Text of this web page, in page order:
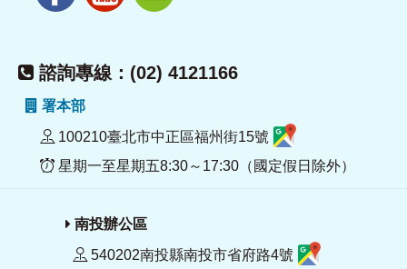
諮詢專線：(02) 4121166
署本部
100210臺北市中正區福州街15號
星期一至星期五8:30～17:30（國定假日除外）
南投辦公區
540202南投縣南投市省府路4號